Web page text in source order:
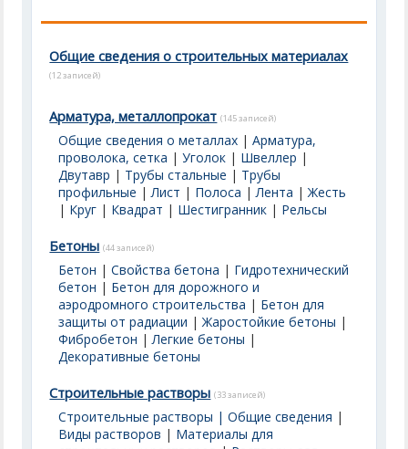
Общие сведения о строительных материалах
(12 записей)
Арматура, металлопрокат (145 записей)
Общие сведения о металлах |Арматура,
проволока, сетка |Уголок | Швеллер |
Двутавр | Трубы стальные | Трубы
профильные |Лист | Полоса |Лента |Жесть
| Круг | Квадрат | Шестигранник | Рельсы
Бетоны (44 записей)
Бетон |Свойства бетона | Гидротехнический
бетон | Бетон для дорожного и
аэродромного строительства | Бетон для
защиты от радиации |Жаростойкие бетоны |
Фибробетон |Легкие бетоны |
Декоративные бетоны
Строительные растворы (33 записей)
Строительные растворы | Общие сведения |
Виды растворов | Материалы для